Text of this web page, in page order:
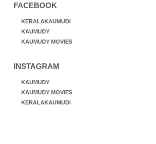
FACEBOOK
KERALAKAUMUDI
KAUMUDY
KAUMUDY MOVIES
INSTAGRAM
KAUMUDY
KAUMUDY MOVIES
KERALAKAUMUDI